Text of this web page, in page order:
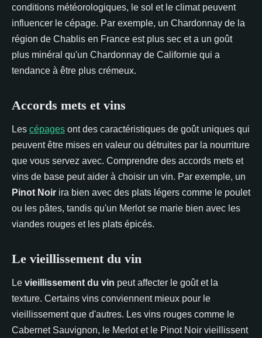
conditions météorologiques, le sol et le climat peuvent
influencer le cépage. Par exemple, un Chardonnay de la
région de Chablis en France est plus sec et a un goût
plus minéral qu'un Chardonnay de Californie qui a
tendance à être plus crémeux.
Accords mets et vins
Les cépages ont des caractéristiques de goût uniques qui
peuvent être mises en valeur ou détruites par la nourriture
que vous servez avec. Comprendre des accords mets et
vins de base peut aider à choisir un vin. Par exemple, un
Pinot Noir ira bien avec des plats légers comme le poulet
ou les pâtes, tandis qu'un Merlot se marie bien avec les
viandes rouges et les plats épicés.
Le vieillissement du vin
Le vieillissement du vin peut affecter le goût et la
texture. Certains vins conviennent mieux pour le
vieillissement que d'autres. Les vins rouges comme le
Cabernet Sauvignon, le Merlot et le Pinot Noir vieillissent